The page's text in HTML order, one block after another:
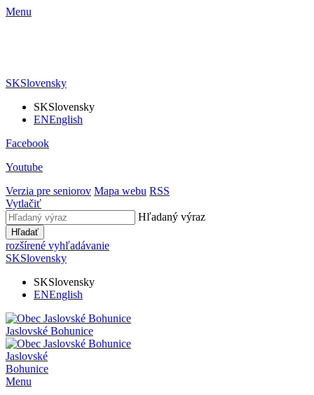
Menu
SKSlovensky
SKSlovensky
ENEnglish
Facebook
Youtube
Verzia pre seniorov Mapa webu RSS
Vytlačiť
Hľadaný výraz
Hľadať
rozšírené vyhľadávanie
SKSlovensky
SKSlovensky
ENEnglish
Jaslovské Bohunice
Jaslovské
Bohunice
Menu